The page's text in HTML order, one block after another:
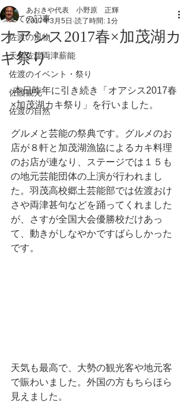
全ての記事
佐渡の風物
天領佐渡両津薪能
佐渡のイベント・祭り
佐渡観光
佐渡の自然
オアシス2017春×加茂湖カ
キ祭り
あおきや代表 小野原 正輝
2017年3月5日 読了時間: 1分
本日昨年に引き続き「オアシス2017春
×加茂湖カキ祭り」を行いました。
グルメと芸能の祭典です。グルメのお
店が８軒と加茂湖漁協によるカキ料理
のお店が連なり、ステージでは１５も
の地元芸能団体の上演が行われまし
た。羽茂高校郷土芸能部では佐渡おけ
さや両津甚句などを踊ってくれました
が、さすが全国大会優勝校だけあっ
て、動きがしなやかですばらしかった
です。
天気も最高で、大勢の観光客や地元客
で賑わいました。外国の方もちらほら
見えました。